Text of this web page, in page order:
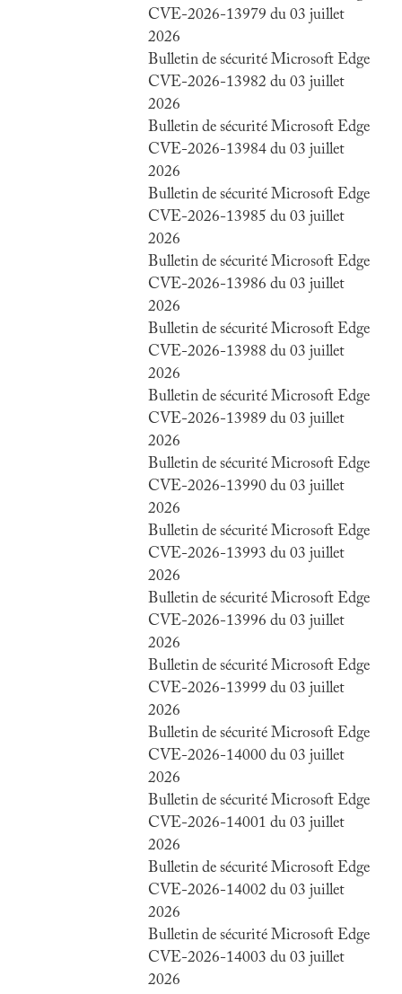
CVE-2026-13979 du 03 juillet
2026
Bulletin de sécurité Microsoft Edge
CVE-2026-13982 du 03 juillet
2026
Bulletin de sécurité Microsoft Edge
CVE-2026-13984 du 03 juillet
2026
Bulletin de sécurité Microsoft Edge
CVE-2026-13985 du 03 juillet
2026
Bulletin de sécurité Microsoft Edge
CVE-2026-13986 du 03 juillet
2026
Bulletin de sécurité Microsoft Edge
CVE-2026-13988 du 03 juillet
2026
Bulletin de sécurité Microsoft Edge
CVE-2026-13989 du 03 juillet
2026
Bulletin de sécurité Microsoft Edge
CVE-2026-13990 du 03 juillet
2026
Bulletin de sécurité Microsoft Edge
CVE-2026-13993 du 03 juillet
2026
Bulletin de sécurité Microsoft Edge
CVE-2026-13996 du 03 juillet
2026
Bulletin de sécurité Microsoft Edge
CVE-2026-13999 du 03 juillet
2026
Bulletin de sécurité Microsoft Edge
CVE-2026-14000 du 03 juillet
2026
Bulletin de sécurité Microsoft Edge
CVE-2026-14001 du 03 juillet
2026
Bulletin de sécurité Microsoft Edge
CVE-2026-14002 du 03 juillet
2026
Bulletin de sécurité Microsoft Edge
CVE-2026-14003 du 03 juillet
2026